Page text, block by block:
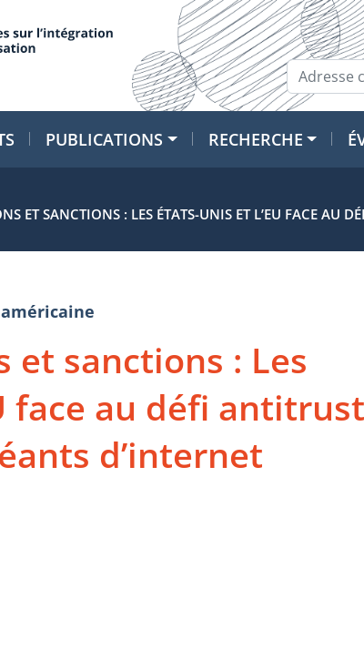
PUBLICATIONS RECHERCHE
ET SANCTIONS : LES ÉTATS-UNIS ET L’EU FACE AU
et sanctions : Les
face au défi antitrust
d’internet